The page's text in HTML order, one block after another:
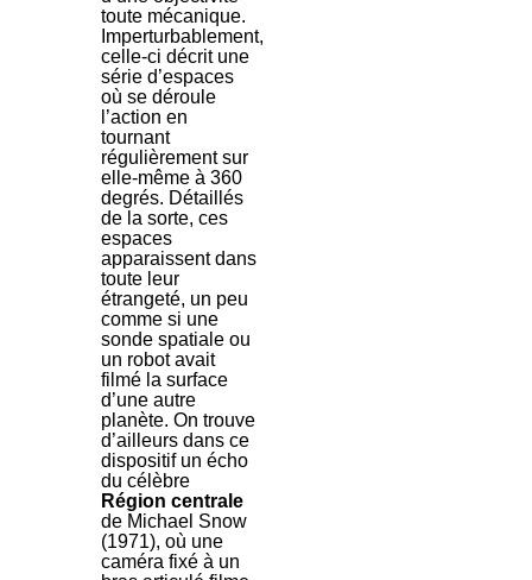
toute mécanique.
Imperturbablement,
celle-ci décrit une
série d’espaces
où se déroule
l’action en
tournant
régulièrement sur
elle-même à 360
degrés. Détaillés
de la sorte, ces
espaces
apparaissent dans
toute leur
étrangeté, un peu
comme si une
sonde spatiale ou
un robot avait
filmé la surface
d’une autre
planète. On trouve
d’ailleurs dans ce
dispositif un écho
du célèbre
Région centrale
de Michael Snow
(1971), où une
caméra fixé à un